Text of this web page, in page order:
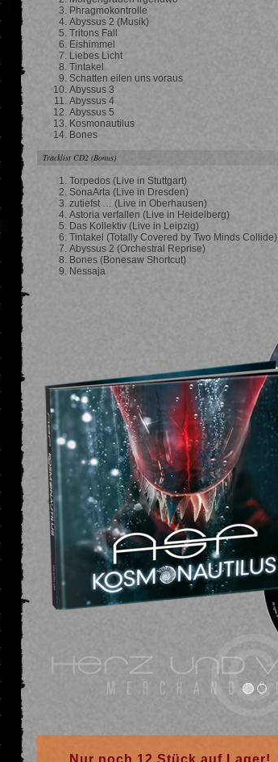
Phragmokontrolle
Abyssus 2 (Musik)
Tritons Fall
Eishimmel
Liebes Licht
Tintakel
Schatten eilen uns voraus
Abyssus 3
Abyssus 4
Abyssus 5
Kosmonautilus
Bones
Tracklist CD2 (Bonus)
Torpedos (Live in Stuttgart)
SonaArta (Live in Dresden)
zutiefst … (Live in Oberhausen)
Astoria verfallen (Live in Heidelberg)
Das Kollektiv (Live in Leipzig)
Tintakel (Totally Covered by Two Minds Collide)
Abyssus 2 (Orchestral Reprise)
Bones (Bonesaw Shortcut)
Nessaja
Nur noch 12 Stück auf Lager!